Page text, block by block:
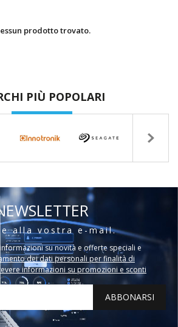
prodotto trovato.
PIÙ POPOLARI
alla vostra e-mail.
su novità e offerte speciali e
dei dati personali per finalità di
informazioni su promozioni e sconti
ABBONARSI